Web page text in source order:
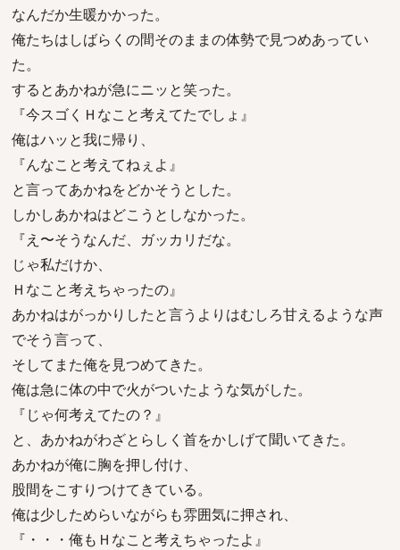
なんだか生暖かかった。
俺たちはしばらくの間そのままの体勢で見つめあってい
た。
するとあかねが急にニッと笑った。
『今スゴくＨなこと考えてたでしょ』
俺はハッと我に帰り、
『んなこと考えてねぇよ』
と言ってあかねをどかそうとした。
しかしあかねはどこうとしなかった。
『え〜そうなんだ、ガッカリだな。
じゃ私だけか、
Ｈなこと考えちゃったの』
あかねはがっかりしたと言うよりはむしろ甘えるような声
でそう言って、
そしてまた俺を見つめてきた。
俺は急に体の中で火がついたような気がした。
『じゃ何考えてたの？』
と、あかねがわざとらしく首をかしげて聞いてきた。
あかねが俺に胸を押し付け、
股間をこすりつけてきている。
俺は少しためらいながらも雰囲気に押され、
『・・・俺もＨなこと考えちゃったよ』